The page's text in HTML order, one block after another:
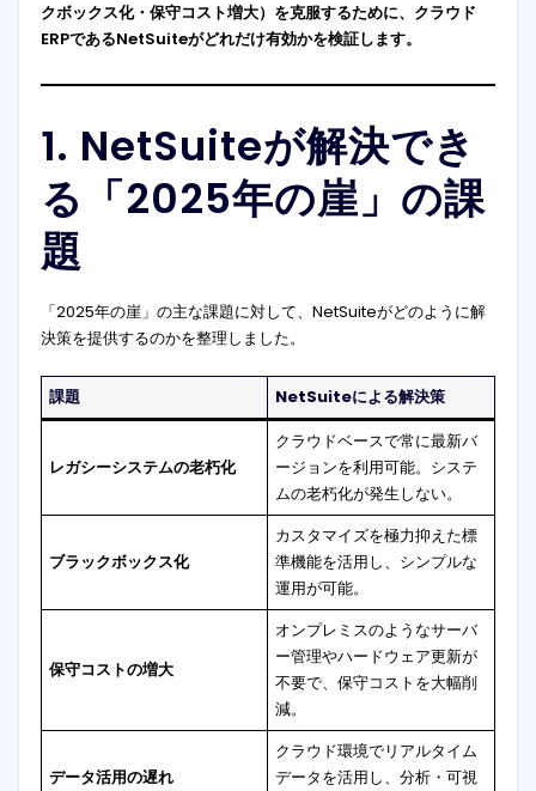
クボックス化・保守コスト増大）を克服するために、クラウド
ERPであるNetSuiteがどれだけ有効かを検証します。
1. NetSuiteが解決でき
る「2025年の崖」の課
題
「2025年の崖」の主な課題に対して、NetSuiteがどのように解
決策を提供するのかを整理しました。
課題 NetSuiteによる解決策
レガシーシステムの老朽化
クラウドベースで常に最新バ
ージョンを利用可能。システ
ムの老朽化が発生しない。
ブラックボックス化
カスタマイズを極力抑えた標
準機能を活用し、シンプルな
運用が可能。
保守コストの増大
オンプレミスのようなサーバ
ー管理やハードウェア更新が
不要で、保守コストを大幅削
減。
データ活用の遅れ
クラウド環境でリアルタイム
データを活用し、分析・可視